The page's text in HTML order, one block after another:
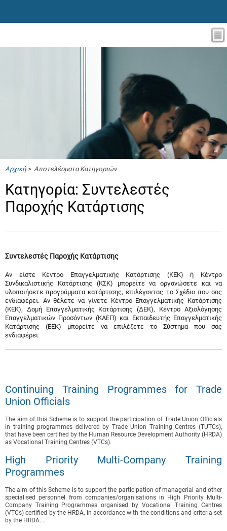
Αρχική> Αποτελέσματα Κατηγοριών
Κατηγορία: Συντελεστές
Παροχής Κατάρτισης
Συντελεστές Παροχής Κατάρτισης
Αν είστε Κέντρο Επαγγελματικής Κατάρτισης (ΚΕΚ) ή Κέντρο
Συνδικαλιστικής Κατάρτισης (ΚΣΚ) μπορείτε να οργανώσετε και να
υλοποιήσετε προγράμματα κατάρτισης, επιλέγοντας το Σχέδιο που σας
ενδιαφέρει. Αν θέλετε να γίνετε Κέντρο Επαγγελματικής Κατάρτισης
(ΚΕΚ), Δομή Επαγγελματικής Κατάρτισης (ΔΕΚ), Κέντρο Αξιολόγησης
Επαγγελματικών Προσόντων (ΚΑΕΠ) και Εκπαιδευτής Επαγγελματικής
Κατάρτισης (ΕΕΚ) μπορείτε να επιλέξετε το Σύστημα που σας
ενδιαφέρει.
Continuing Training Programmes for Trade
Union Officials
The aim of this Scheme is to support the participation of Trade Union Officials
in training programmes delivered by Trade Union Training Centres (TUTCs),
that have been certified by the Human Resource Development Authority (HRDA)
as Vocational Training Centres (VTCs).
High Priority Multi-Company Training
Programmes
The aim of this Scheme is to support the participation of managerial and other
specialised personnel from companies/organisations in High Priority Multi-
Company Training Programmes organised by Vocational Training Centres
(VTCs) certified by the HRDA, in accordance with the conditions and criteria set
by the HRDA....